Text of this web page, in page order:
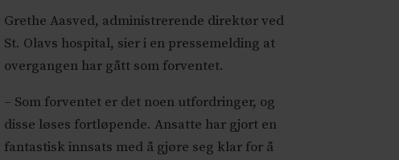
Grethe Aasved, administrerende direktør ved
St. Olavs hospital, sier i en pressemelding at
overgangen har gått som forventet.
– Som forventet er det noen utfordringer, og
disse løses fortløpende. Ansatte har gjort en
fantastisk innsats med å gjøre seg klar for å